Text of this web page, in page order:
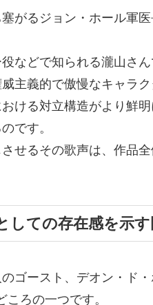
がるジョン・ホール軍
役などで知られる瀧山さ
主義的で傲慢なキャラク
ける対立構造がより鮮
です。
せるその歌声は、作品
しての存在感を示す
ゴースト、デオン・ド
ろの一つです。